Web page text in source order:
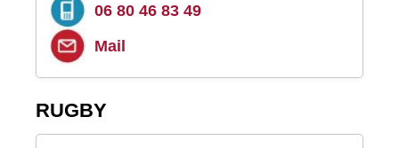
06 80 46 83 49
Mail
RUGBY